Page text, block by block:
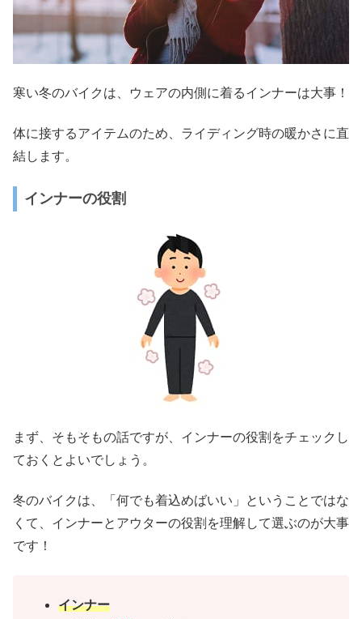
寒い冬のバイクは、ウェアの内側に着るインナーは大事！
体に接するアイテムのため、ライディング時の暖かさに直
結します。
インナーの役割
まず、そもそもの話ですが、インナーの役割をチェックし
ておくとよいでしょう。
冬のバイクは、「何でも着込めばいい」ということではな
くて、インナーとアウターの役割を理解して選ぶのが大事
です！
インナー